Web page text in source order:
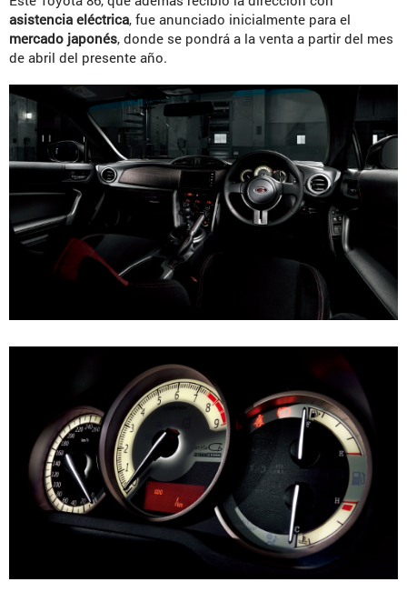
asistencia eléctrica, fue anunciado inicialmente para el
mercado japonés, donde se pondrá a la venta a partir del mes
de abril del presente año.